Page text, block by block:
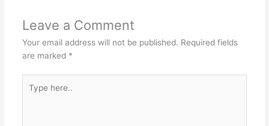
Leave a Comment
Your email address will not be published. Required fields
are marked *
here..